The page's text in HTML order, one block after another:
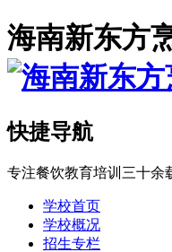
海南新东方
快捷导航
专注餐饮教育培训三十余
学校首页
学校概况
招生专栏